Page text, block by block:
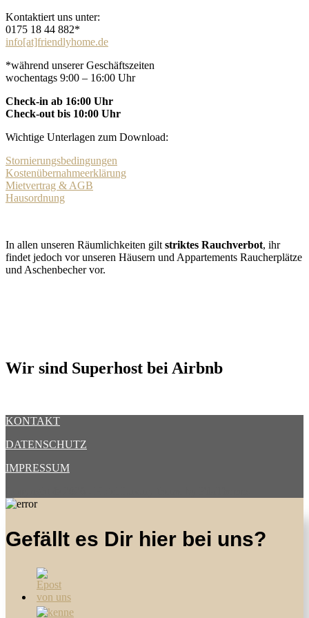
Kontaktiert uns unter:
0175 18 44 882*
info[at]friendlyhome.de
*während unserer Geschäftszeiten
wochentags 9:00 – 16:00 Uhr
Check-in ab 16:00 Uhr
Check-out bis 10:00 Uhr
Wichtige Unterlagen zum Download:
Stornierungsbedingungen
Kostenübernahmeerklärung
Mietvertrag & AGB
Hausordnung
In allen unseren Räumlichkeiten gilt striktes Rauchverbot, ihr
findet jedoch vor unseren Häusern und Appartements Raucherplätze
und Aschenbecher vor.
Wir sind Superhost bei Airbnb
KONTAKT
DATENSCHUTZ
IMPRESSUM
Gefällt es Dir hier bei uns?